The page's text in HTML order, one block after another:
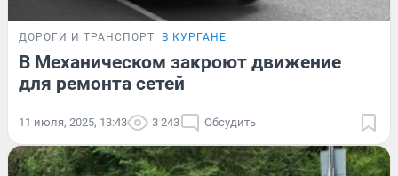
ДОРОГИ И ТРАНСПОРТ В КУРГАНЕ
В Механическом закроют движение
для ремонта сетей
11 июля, 2025, 13:43 3 243 Обсудить